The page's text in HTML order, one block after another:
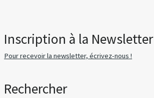
Inscription à la Newsletter
Pour recevoir la newsletter, écrivez-nous !
Rechercher